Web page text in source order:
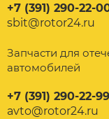
+7 (391) 290-22-
sbit@rotor24.ru
Запчасти для
автомобилей
+7 (391) 290-22-99
avto@rotor24.ru